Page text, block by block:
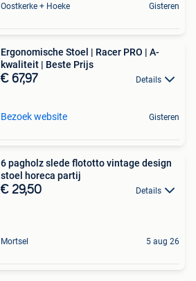
Oostkerke + Hoeke Gisteren
Ergonomische Stoel | Racer PRO | A-
kwaliteit | Beste Prijs
€ 67,97 Details
Bezoek website Gisteren
6 pagholz slede flototto vintage design
stoel horeca partij
€ 29,50 Details
Mortsel 5 aug 26